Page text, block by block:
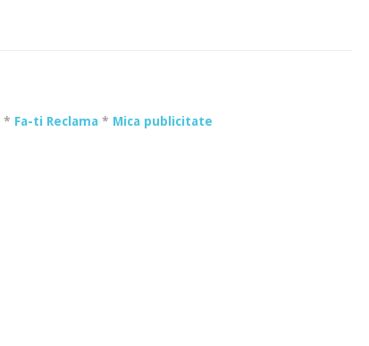
* Fa-ti Reclama * Mica publicitate